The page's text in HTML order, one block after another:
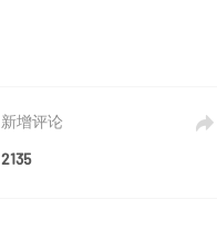
新增评论
2135